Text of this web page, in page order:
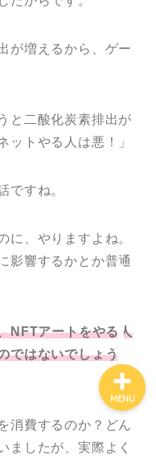
が増えるから、ゲー
と二酸化炭素排出が
ットやる人は悪！」
ですね。
に、やりますよね。
影響するかとか普通
NFTアートをやる人
ではないでしょう
消費するのか？どん
ましたが、実際よく
MENU
本当に買っ
かったもの
】最速で絵
方法【独学
いのに描け
考えるだけ